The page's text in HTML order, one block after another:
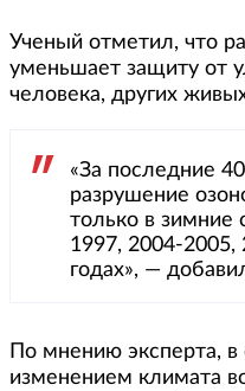
Ученый отметил, что
уменьшает защиту от
человека, других
«За последние
разрушение
только в зимние
1997, 2004-2005,
годах», —
По мнению эксперта,
изменением климата